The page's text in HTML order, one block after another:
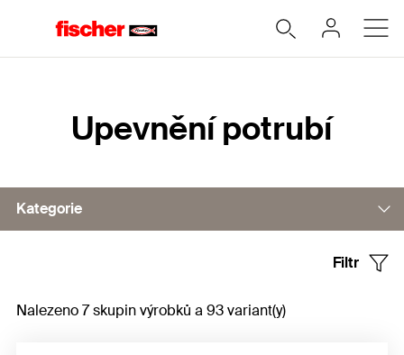
Upevnění potrubí
Kategorie
Kovové příchytky
Filtr
Nalezeno 7 skupin výrobků a 93 variant(y)